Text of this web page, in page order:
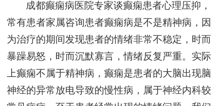
成都癫痫病医院专家谈癫痫患者心理压抑，
常有患者家属咨询患者癫痫病是不是精神病，因
为治疗的期间发现患者的情绪非常不稳定，时而
暴躁易怒，时而沉默寡言，情绪反复严重。实际
上癫痫不属于精神病，癫痫是患者的大脑出现脑
神经的异常放电导致的慢性病，属于神经内科较